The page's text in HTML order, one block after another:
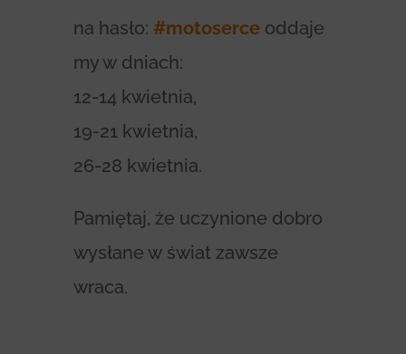
na hasło: #motoserceoddaje
my w dniach:
12-14 kwietnia,
19-21 kwietnia,
26-28 kwietnia.
Pamiętaj, że uczynione dobro
wysłane w świat zawsze
wraca.